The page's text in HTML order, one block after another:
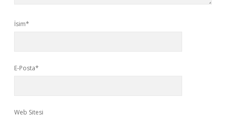
İsim*
E-Posta*
Web Sitesi